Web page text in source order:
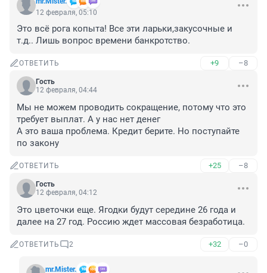
12 февраля, 05:10
Это всё рога копыта! Все эти ларьки,закусочные и
т.д.. Лишь вопрос времени банкротство.
ОТВЕТИТЬ +9 –8
Гость
12 февраля, 04:44
Мы не можем проводить сокращение, потому что это
требует выплат. А у нас нет денег
А это ваша проблема. Кредит берите. Но поступайте
по закону
ОТВЕТИТЬ +25 –8
Гость
12 февраля, 04:12
Это цветочки еще. Ягодки будут середине 26 года и
далее на 27 год. Россию ждет массовая безработица.
ОТВЕТИТЬ 2 +32 –0
mr.Mister.